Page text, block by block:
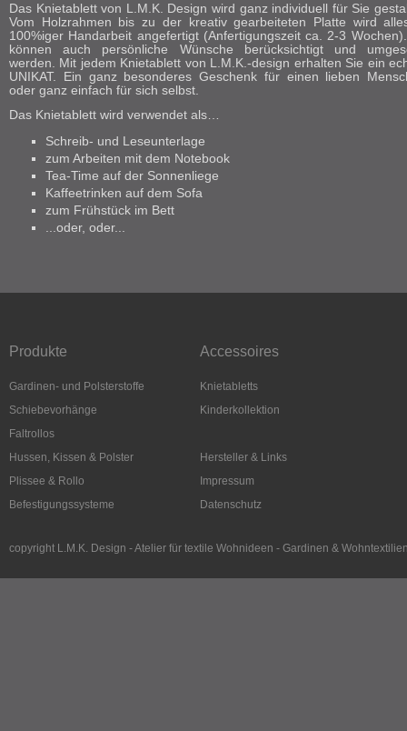
Das Knietablett von L.M.K. Design wird ganz individuell für Sie
Vom Holzrahmen bis zu der kreativ gearbeiteten Platte wird
100%iger Handarbeit angefertigt (Anfertigungszeit ca. 2-3
können auch persönliche Wünsche berücksichtigt und
werden. Mit jedem Knietablett von L.M.K.-design erhalten Sie ein
UNIKAT. Ein ganz besonderes Geschenk für einen lieben
oder ganz einfach für sich selbst.
Das Knietablett wird verwendet als…
Schreib- und Leseunterlage
zum Arbeiten mit dem Notebook
Tea-Time auf der Sonnenliege
Kaffeetrinken auf dem Sofa
zum Frühstück im Bett
...oder, oder...
Produkte
Gardinen- und Polsterstoffe
Schiebevorhänge
Faltrollos
Hussen, Kissen & Polster
Plissee & Rollo
Befestigungssysteme
Accessoires
Knietabletts
Kinderkollektion
Hersteller & Links
Impressum
Datenschutz
copyright L.M.K. Design - Atelier für textile Wohnideen - Gardinen &